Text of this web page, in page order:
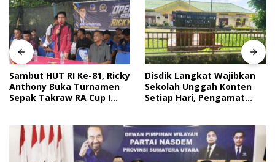
Sambut HUT RI Ke-81, Ricky
Anthony Buka Turnamen
Sepak Takraw RA Cup I
Disdik Langkat Wajibkan
Sekolah Unggah Konten
Setiap Hari, Pengamat